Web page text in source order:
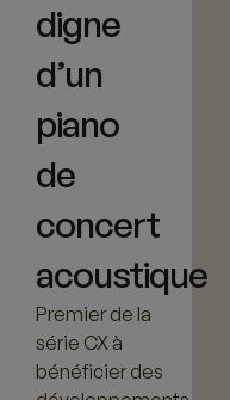
digne
d’un
piano
de
concert
acoustique
Premier de la
série CX à
bénéficier des